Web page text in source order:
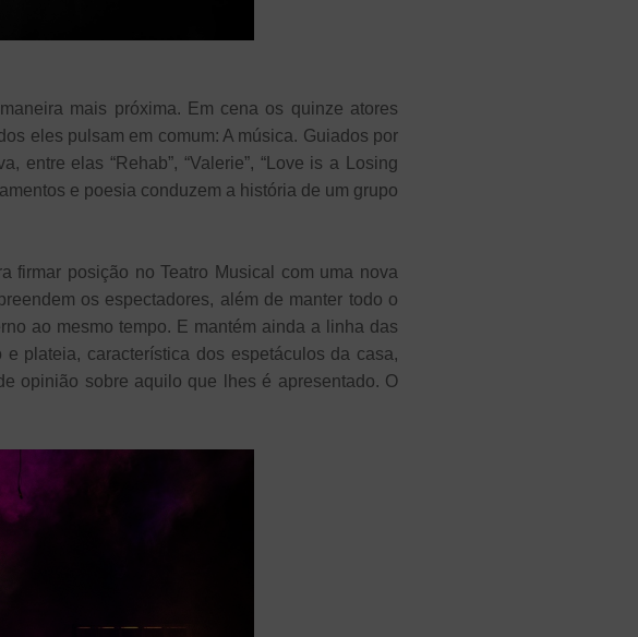
mais próxima. Em cena os quinze atores
eles pulsam em comum: A música. Guiados por
entre elas “Rehab”, “Valerie”, “Love is a Losing
e poesia conduzem a história de um grupo
firmar posição no Teatro Musical com uma nova
os espectadores, além de manter todo o
ao mesmo tempo. E mantém ainda a linha das
plateia, característica dos espetáculos da casa,
opinião sobre aquilo que lhes é apresentado. O